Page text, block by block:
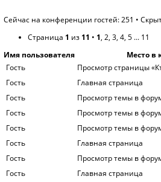
Сейчас на конференции гостей: 251 •
Страница 1 из 11 • 1, 2, 3, 4, 5 ... 11
Имя пользователя
Место в
Гость
Просмотр страницы
Гость
Главная страница
Гость
Просмотр темы в
Гость
Просмотр темы в
Гость
Просмотр темы в
Гость
Главная страница
Гость
Просмотр темы в
Гость
Главная страница